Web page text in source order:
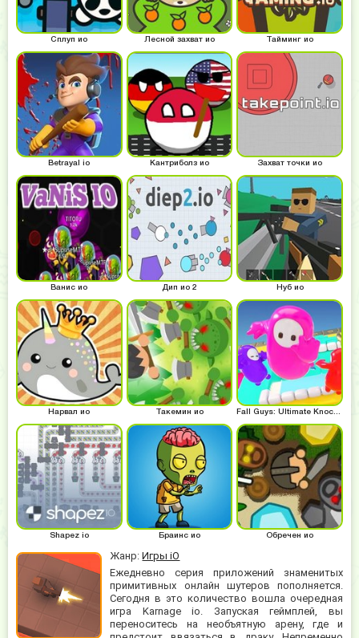
Жанр:Игры iO
Ежедневно серия приложений знаменитых
примитивных онлайн шутеров пополняется.
Сегодня в это количество вошла очередная
игра Karnage io. Запуская геймплей, вы
переноситесь на необъятную арену, где и
Сплуп ио Лесной захват ио Тайминг ио
Betrayal io Кантриболз ио Захват точки ио
Ванис ио Дип ио 2 Нуб ио
Нарвал ио Такемин ио
Shapez io Браинс ио Обречен ио